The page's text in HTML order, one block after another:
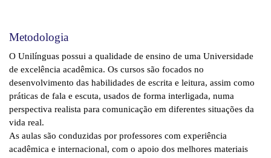
Metodologia
O Unilínguas possui a qualidade de ensino de uma Universidade
de excelência acadêmica. Os cursos são focados no
desenvolvimento das habilidades de escrita e leitura, assim como
práticas de fala e escuta, usados de forma interligada, numa
perspectiva realista para comunicação em diferentes situações da
vida real.
As aulas são conduzidas por professores com experiência
acadêmica e internacional, com o apoio dos melhores materiais